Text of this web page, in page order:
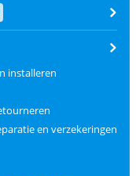
installeren
en verzekeringen